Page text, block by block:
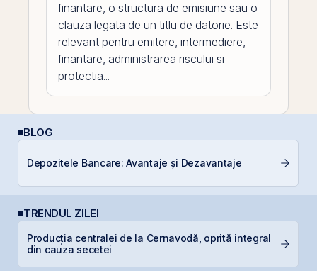
finantare, o structura de emisiune sau o
clauza legata de un titlu de datorie. Este
relevant pentru emitere, intermediere,
finantare, administrarea riscului si
protectia...
BLOG
Depozitele Bancare: Avantaje și Dezavantaje
TRENDUL ZILEI
Producția centralei de la Cernavodă, oprită integral
din cauza secetei